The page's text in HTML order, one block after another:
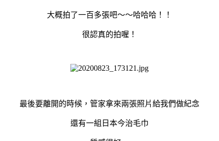
大概拍了一百多張吧～～哈哈哈！！
很認真的拍喔！
最後要離開的時候，管家拿來兩張照片給我們做紀念
還有一組日本今治毛巾